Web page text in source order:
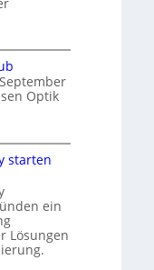
Optik
starten
ein
Lösungen